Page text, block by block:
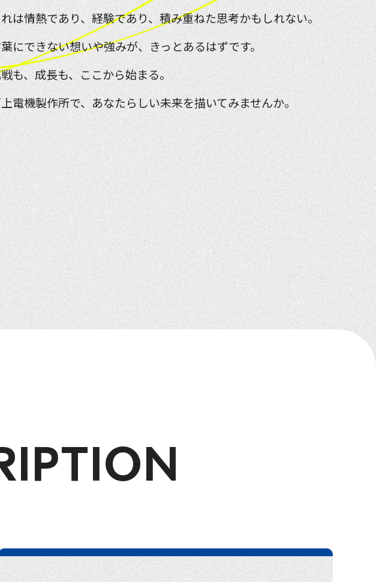
は情熱であり、経験であり、積み重ねた思考かもしれない。
にできない想いや強みが、きっとあるはずです。
も、成長も、ここから始まる。
電機製作所で、あなたらしい未来を描いてみませんか。